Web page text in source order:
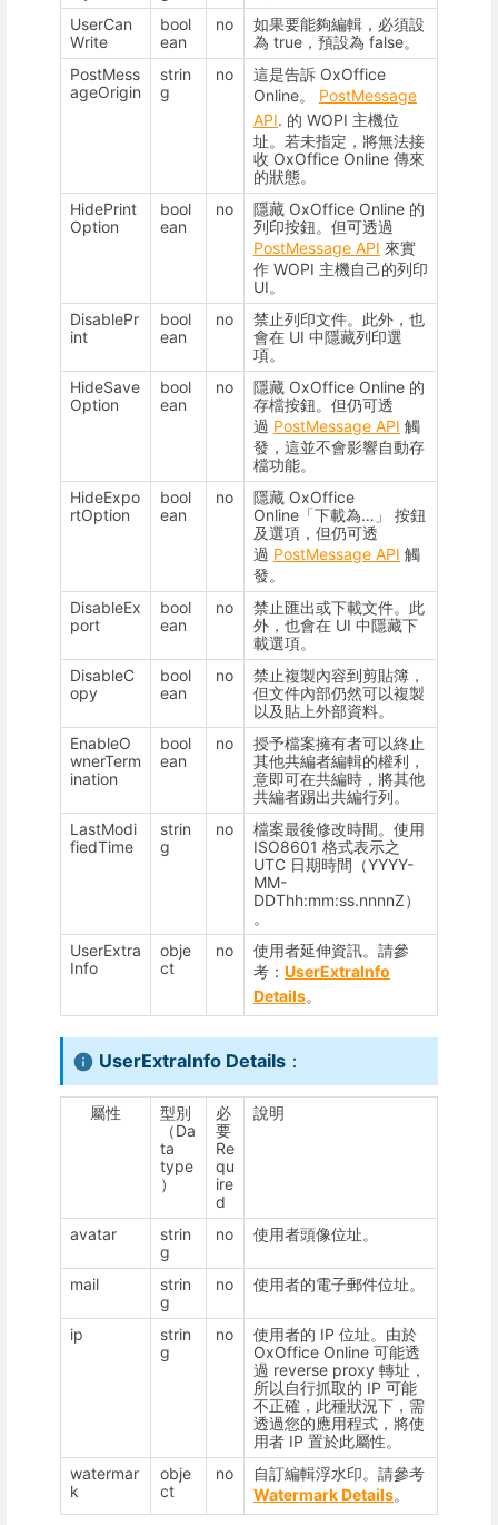
UserCan
Write
bool
ean
no
如果要能夠編輯，必須設
為 true，預設為 false。
PostMess
ageOrigin
strin
g
no
這是告訴 OxOffice
Online。 PostMessage
API. 的 WOPI 主機位
址。若未指定，將無法接
收 OxOffice Online 傳來
的狀態。
HidePrint
Option
bool
ean
no
隱藏 OxOffice Online 的
列印按鈕。但可透過
PostMessage API 來實
作 WOPI 主機自己的列印
UI。
DisablePr
int
bool
ean
no
禁止列印文件。此外，也
會在 UI 中隱藏列印選
項。
HideSave
Option
bool
ean
no
隱藏 OxOffice Online 的
存檔按鈕。但仍可透
過 PostMessage API 觸
發，這並不會影響自動存
檔功能。
HideExpo
rtOption
bool
ean
no
隱藏 OxOffice
Online「下載為…」 按鈕
及選項，但仍可透
過 PostMessage API 觸
發。
DisableEx
port
bool
ean
no
禁止匯出或下載文件。此
外，也會在 UI 中隱藏下
載選項。
DisableC
opy
bool
ean
no
禁止複製內容到剪貼簿，
但文件內部仍然可以複製
以及貼上外部資料。
EnableO
wnerTerm
ination
bool
ean
no
授予檔案擁有者可以終止
其他共編者編輯的權利，
意即可在共編時，將其他
共編者踢出共編行列。
LastModi
fiedTime
strin
g
no
檔案最後修改時間。使用
ISO8601 格式表示之
UTC 日期時間（YYYY-
MM-
DDThh:mm:ss.nnnnZ）
。
UserExtra
Info
obje
ct
no
使用者延伸資訊。請參
考： UserExtraInfo
Details。
UserExtraInfo Details ：
屬性
型別
（Da
ta
type
）
必
要
Re
qu
ire
d
說明
avatar
strin
g
no 使用者頭像位址。
mail
strin
g
no 使用者的電子郵件位址。
ip
strin
g
no
使用者的 IP 位址。由於
OxOffice Online 可能透
過 reverse proxy 轉址，
所以自行抓取的 IP 可能
不正確，此種狀況下，需
透過您的應用程式，將使
用者 IP 置於此屬性。
watermar
k
obje
ct
no
自訂編輯浮水印。請參考
Watermark Details。